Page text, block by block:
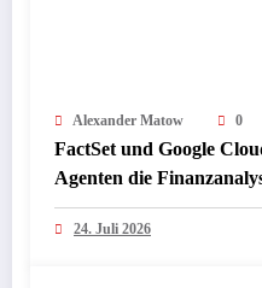
Alexander Matow 0
FactSet und Google
Agenten die
24. Juli 2026